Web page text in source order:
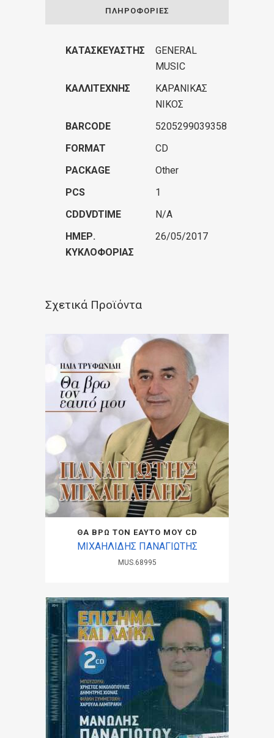
ΠΛΗΡΟΦΟΡΊΕΣ
ΚΑΤΑΣΚΕΥΑΣΤΉΣ
GENERAL
MUSIC
ΚΑΛΛΙΤΈΧΝΗΣ
ΚΑΡΑΝΙΚΑΣ
ΝΙΚΟΣ
BARCODE
5205299039358
FORMAT
CD
PACKAGE
Other
PCS
1
CDDVDTIME
N/A
ΗΜΕΡ.
ΚΥΚΛΟΦΟΡΊΑΣ
26/05/2017
Σχετικά Προϊόντα
ΘΑ ΒΡΩ ΤΟΝ ΕΑΥΤΟ ΜΟΥ CD
ΜΙΧΑΗΛΙΔΗΣ ΠΑΝΑΓΙΩΤΗΣ
MUS.68995